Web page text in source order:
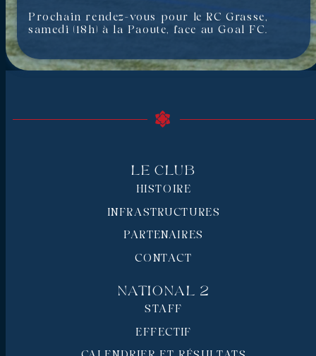
Prochain rendez-vous pour le RC Grasse,
samedi (18h) à la Paoute, face au Goal FC.
Le Club
HISTOIRE
INFRASTRUCTURES
PARTENAIRES
CONTACT
National 2
STAFF
EFFECTIF